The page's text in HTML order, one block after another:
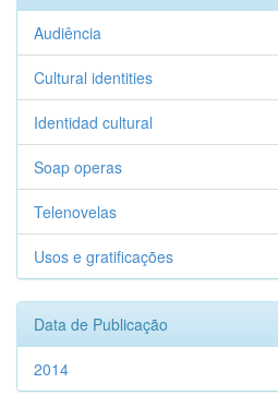
Audiência
Cultural identities
Identidad cultural
Soap operas
Telenovelas
Usos e gratificações
Data de Publicação
2014